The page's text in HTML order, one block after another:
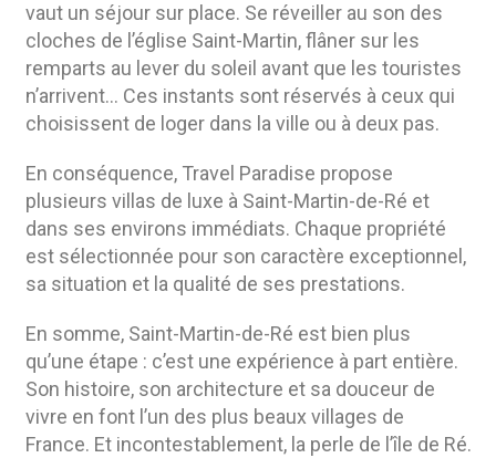
vaut un séjour sur place. Se réveiller au son des
cloches de l’église Saint-Martin, flâner sur les
remparts au lever du soleil avant que les touristes
n’arrivent… Ces instants sont réservés à ceux qui
choisissent de loger dans la ville ou à deux pas.
En conséquence, Travel Paradise propose
plusieurs villas de luxe à Saint-Martin-de-Ré et
dans ses environs immédiats. Chaque propriété
est sélectionnée pour son caractère exceptionnel,
sa situation et la qualité de ses prestations.
En somme, Saint-Martin-de-Ré est bien plus
qu’une étape : c’est une expérience à part entière.
Son histoire, son architecture et sa douceur de
vivre en font l’un des plus beaux villages de
France. Et incontestablement, la perle de l’île de Ré.